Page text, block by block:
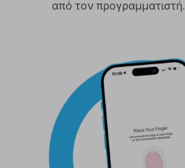
από τον προγραμματιστή.